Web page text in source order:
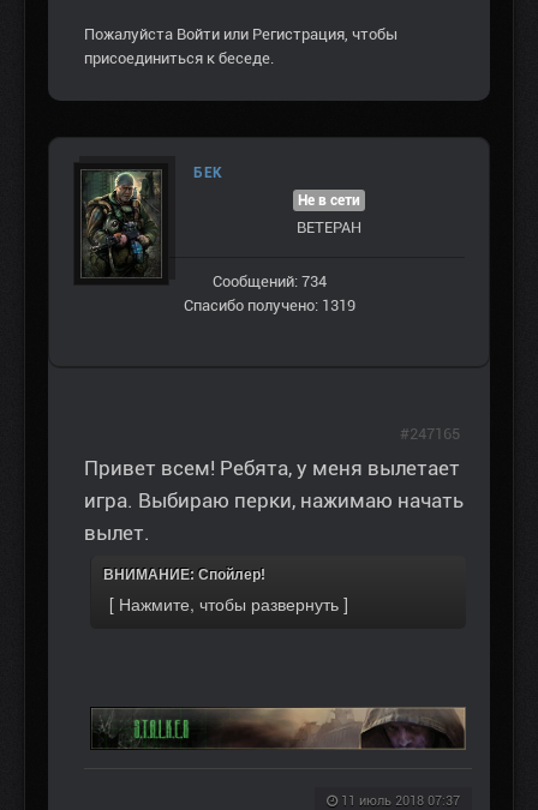
Пожалуйста Войти или Регистрация , чтобы
присоединиться к беседе.
БЕК
Не в сети
ВЕТЕРАН
Сообщений: 734
Спасибо получено: 1319
Привет всем! Ребята, у меня вылетает
игра. Выбираю перки, нажимаю начать
вылет.
ВНИМАНИЕ: Спойлер!
11 июль 2018 07:37
#247165